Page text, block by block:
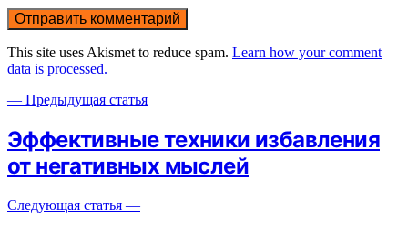
This site uses Akismet to reduce spam. Learn how your comment
data is processed.
— Предыдущая статья
Эффективные техники избавления
от негативных мыслей
Следующая статья —